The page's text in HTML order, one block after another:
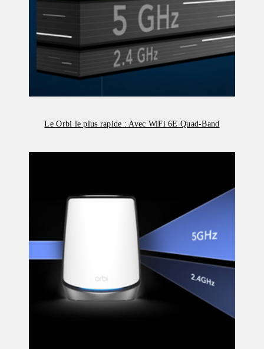
Le Orbi le plus rapide : Avec WiFi 6E Quad-Band